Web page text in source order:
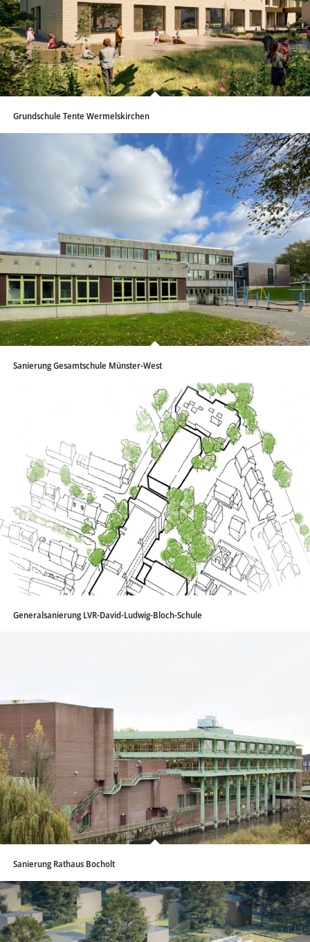
Grundschule Tente Wermelskirchen
Sanierung Gesamtschule Münster-West
Generalsanierung LVR-David-Ludwig-Bloch-Schule
Sanierung Rathaus Bocholt